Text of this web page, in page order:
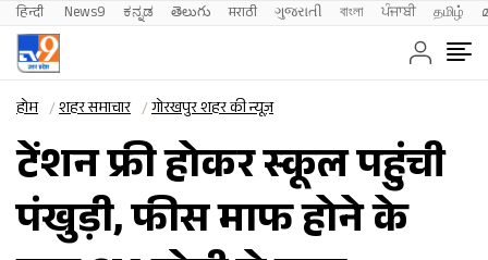
हिन्दी News9 ಕನ್ನಡ తెలుగు मराठी ગુજરાતી বাংলা ਪੰਜਾਬੀ தமிழ்
होम शहर समाचार गोरखपुर शहर की न्यूज़
टेंशन फ्री होकर स्कूल पहुंची
पंखुड़ी, फीस माफ होने के